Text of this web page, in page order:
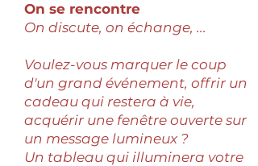
On se rencontre
On discute, on échange, ...
Voulez-vous marquer le coup
d'un grand événement, offrir un
cadeau qui restera à vie,
acquérir une fenêtre ouverte sur
un message lumineux ?
Un tableau qui illuminera votre